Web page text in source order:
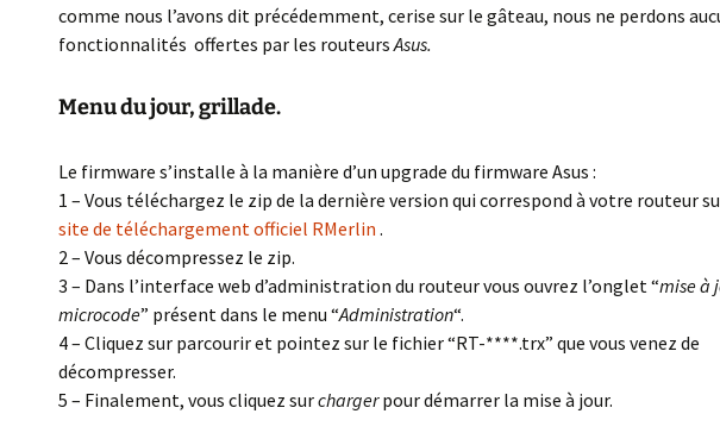
comme nous l’avons dit précédemment, cerise sur le gâteau, nous ne perdons
fonctionnalités offertes par les routeursAsus.
Menu du jour, grillade.
Le firmware s’installe à la manière d’un upgrade du firmware Asus :
1 – Vous téléchargez le zip de la dernière version qui correspond à votre routeur
site de téléchargement officiel RMerlin .
2 – Vous décompressez le zip.
3 – Dans l’interface web d’administration du routeur vous ouvrez l’onglet “mise à
microcode” présent dans le menu “Administration“.
4 – Cliquez sur parcourir et pointez sur le fichier “RT-****.trx” que vous venez de
décompresser.
5 – Finalement, vous cliquez surchargerpour démarrer la mise à jour.